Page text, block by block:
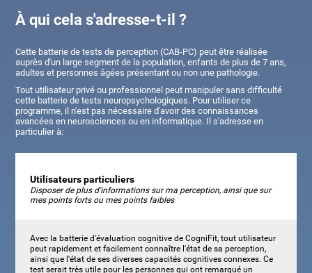
À qui cela s'adresse-t-il ?
Cette batterie de tests de perception (CAB-PC) peut être réalisée
auprès d'un large segment de la population, enfants de plus de 7 ans,
adultes et personnes âgées présentant ou non une pathologie.
Tout utilisateur privé ou professionnel peut manipuler sans difficulté
cette batterie de tests neuropsychologiques. Pour utiliser ce
programme, il n'est pas nécessaire d'avoir des connaissances
avancées en neurosciences ou en informatique. Il s'adresse en
particulier à:
Utilisateurs particuliers
Disposer de plus d'informations sur ma perception, ainsi que sur
mes points forts ou mes points faibles
Avec la batterie d'évaluation cognitive de CogniFit, tout utilisateur
peut rapidement et facilement connaître l'état de sa perception,
ainsi que l'état de ses diverses capacités cognitives connexes. Ce
test serait très utile pour les personnes qui ont remarqué un